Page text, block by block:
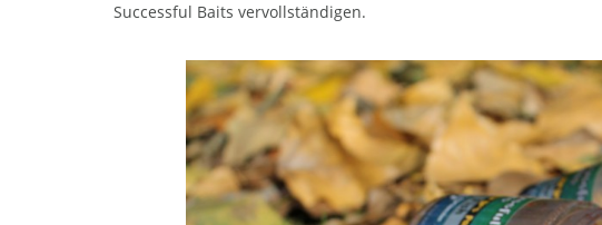
Successful Baits vervollständigen.